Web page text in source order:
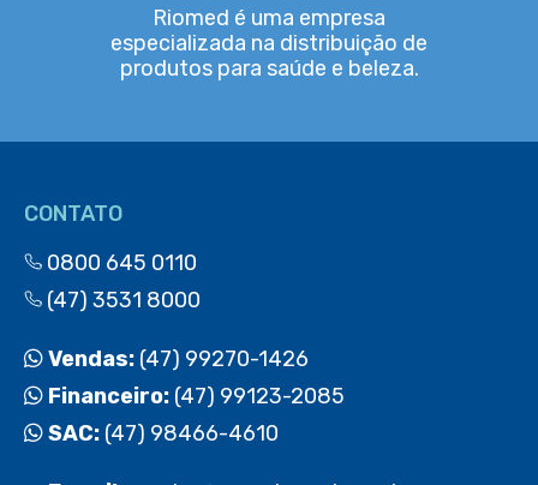
Riomed é uma empresa
especializada na distribuição de
produtos para saúde e beleza.
CONTATO
0800 645 0110
(47) 3531 8000
Vendas: (47) 99270-1426
Financeiro: (47) 99123-2085
SAC: (47) 98466-4610